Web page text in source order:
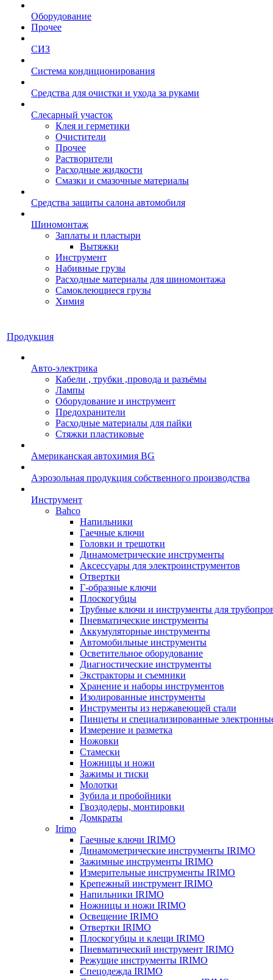
Оборудование
Прочее
СИЗ
Система кондиционирования
Средства для очистки и ухода за руками
Слесарный участок
Клея и герметики
Очистители
Прочее
Растворители
Расходные жидкости
Смазки и смазочные материалы
Средства защиты салона автомобиля
Шиномонтаж
Заплаты и пластыри
Вытяжки
Инструмент
Набивные грузы
Расходные материалы для шиномонтажа
Самоклеющиеся грузы
Химия
Продукция
Авто-электрика
Кабели , трубки ,провода и разъёмы
Лампы
Оборудование и инструмент
Предохранители
Расходные материалы для пайки
Стяжки пластиковые
Американская автохимия BG
Аэрозольная продукция собственного производства
Инструмент
Bahco
Напильники
Гаечные ключи
Головки и трещотки
Динамометрические инструменты
Аксессуары для электроинструментов
Отвертки
Г-образные ключи
Плоскогубцы
Трубные ключи и инструменты для
Пневматические инструменты
Аккумуляторные инструменты
Автомобильные инструменты
Осветительное оборудование
Диагностические инструменты
Экстракторы и съемники
Хранение и наборы инструментов
Изолированные инструменты
Инструменты из нержавеющей стали
Пинцеты и специализированные
Измерение и разметка
Ножовки
Стамески
Ножницы и ножи
Зажимы и тиски
Молотки
Зубила и пробойники
Гвоздодеры, монтировки
Домкраты
Irimo
Гаечные ключи IRIMO
Динамометрические инструменты IRIMO
Зажимные инструменты IRIMO
Измерительные инструменты IRIMO
Крепежный инструмент IRIMO
Напильники IRIMO
Ножницы и ножи IRIMO
Освещение IRIMO
Отвертки IRIMO
Плоскогубцы и клещи IRIMO
Пневматический инструмент IRIMO
Режущие инструменты IRIMO
Спецодежда IRIMO